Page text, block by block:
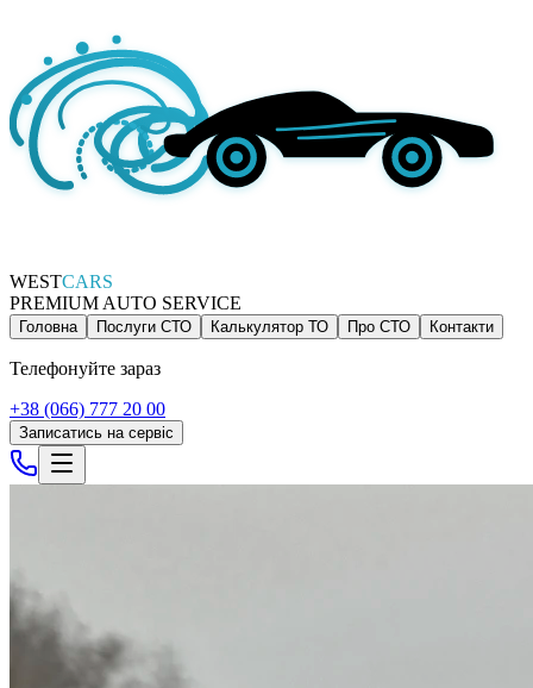
WESTCARS
PREMIUM AUTO SERVICE
Головна Послуги СТО Калькулятор ТО Про СТО Контакти
Телефонуйте зараз
+38 (066) 777 20 00
Записатись на сервіс